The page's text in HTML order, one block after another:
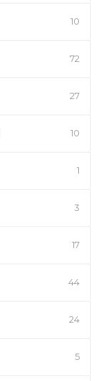
10
72
27
10
1
3
17
44
24
5